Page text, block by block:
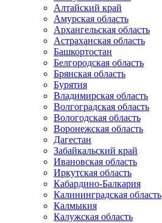
Алтайский край
Амурская область
Архангельская область
Астраханская область
Башкортостан
Белгородская область
Брянская область
Бурятия
Владимирская область
Волгоградская область
Вологодская область
Воронежская область
Дагестан
Забайкальский край
Ивановская область
Иркутская область
Кабардино-Балкария
Калининградская область
Калмыкия
Калужская область